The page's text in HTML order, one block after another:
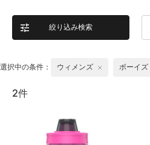
絞り込み検索
選択中の条件： ウィメンズ ボーイズ
2件